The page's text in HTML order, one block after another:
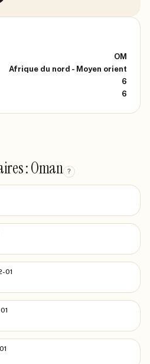
OM
Afrique du nord - Moyen orient
6
6
: Oman ?
01